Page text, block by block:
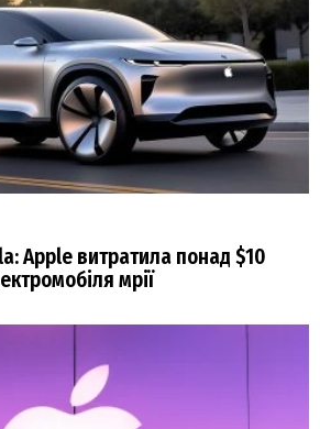
Apple витратила понад $10
мрії